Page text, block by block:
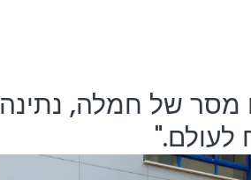
מסר של חמלה, נתינה